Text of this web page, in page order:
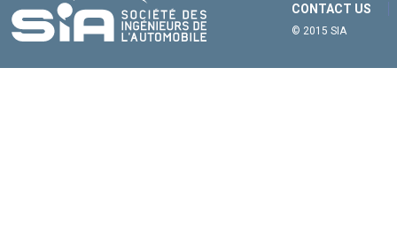
CONTACT US
© 2015 SIA